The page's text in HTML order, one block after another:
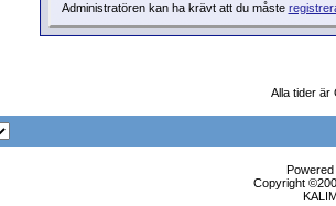
Administratören kan ha krävt att du måste
Alla tider är
Copyright